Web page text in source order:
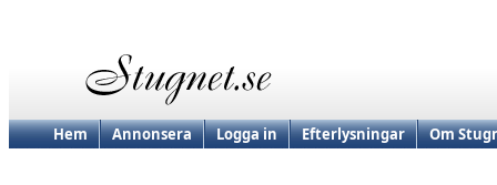
Hem Annonsera Logga in Efterlysningar Om